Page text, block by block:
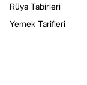
Rüya Tabirleri
Yemek Tarifleri